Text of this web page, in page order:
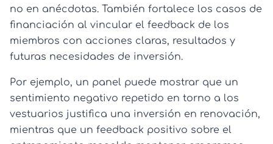
no en anécdotas. También fortalece los casos de
financiación al vincular el feedback de los
miembros con acciones claras, resultados y
futuras necesidades de inversión.
Por ejemplo, un panel puede mostrar que un
sentimiento negativo repetido en torno a los
vestuarios justifica una inversión en renovación,
mientras que un feedback positivo sobre el